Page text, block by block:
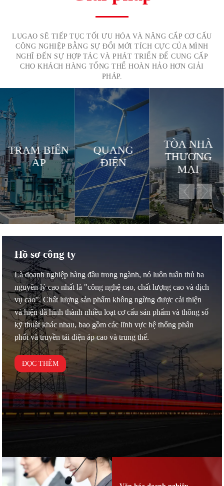
LUGAO SẼ TIẾP TỤC TỐI ƯU HÓA VÀ NÂNG CẤP CƠ CẤU
CÔNG NGHIỆP BẰNG SỰ ĐỔI MỚI TÍCH CỰC CỦA MÌNH
NGHĨ ĐẾN SỰ HỢP TÁC VÀ PHÁT TRIỂN ĐỂ CUNG CẤP
CHO KHÁCH HÀNG TỔNG THỂ HOÀN HẢO HƠN GIẢI
PHÁP.
QUANG
ĐIỆN
TÒA NHÀ
THƯƠNG
MẠI
SỰ THI
CÔNG
Hồ sơ công ty
Là doanh nghiệp hàng đầu trong ngành, nó luôn tuân thủ ba
nguyên lý cao nhất là "công nghệ cao, chất lượng cao và dịch
vụ cao". Chất lượng sản phẩm không ngừng được cải thiện
và hiện đã hình thành nhiều loạt cơ cấu sản phẩm và thông số
kỹ thuật khác nhau, bao gồm các lĩnh vực hệ thống phân
phối và truyền tải điện áp cao và trung thế.
ĐỌC THÊM